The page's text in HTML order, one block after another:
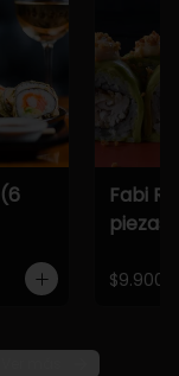
Fabi
piezas)
$9.900